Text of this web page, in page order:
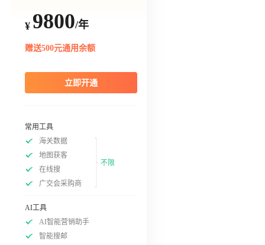
¥ 9800/年
赠送500元通用余额
立即开通
常用工具
海关数据
地图获客
在线搜
广交会采购商
不限
AI工具
AI智能营销助手
智能搜邮